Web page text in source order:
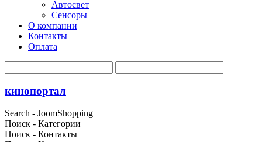
Автосвет
Сенсоры
О компании
Контакты
Оплата
кинопортал
Search - JoomShopping
Поиск - Категории
Поиск - Контакты